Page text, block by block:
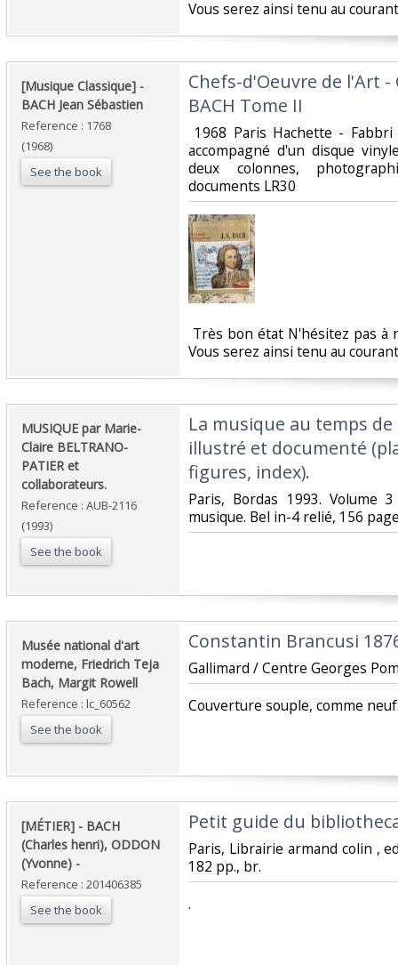
Vous serez ainsi tenu au
‎[Musique Classique] -
BACH Jean Sébastien‎
Reference : 1768
(1968)
See the book
‎Chefs-d'Oeuvre de l'Art
BACH Tome II‎
1968 Paris Hachette -
accompagné d'un disque
deux colonnes,
documents LR30‎
Très bon état N'hésitez pas
Vous serez ainsi tenu au
‎MUSIQUE par Marie-
Claire BELTRANO-
PATIER et
collaborateurs.‎
Reference : AUB-2116
(1993)
See the book
‎La musique au temps de
illustré et documenté
figures, index).‎
‎Paris, Bordas 1993. Volume
musique. Bel in-4 relié, 156
‎Musée national d'art
moderne, Friedrich Teja
Bach, Margit Rowell‎
Reference : lc_60562
See the book
‎Constantin Brancusi
‎Gallimard / Centre Georges
‎Couverture souple, comme
‎[MÉTIER] - BACH
(Charles henri), ODDON
(Yvonne) - ‎
Reference : 201406385
See the book
‎Petit guide du
‎Paris, Librairie armand colin ,
182 pp., br.‎
‎.‎